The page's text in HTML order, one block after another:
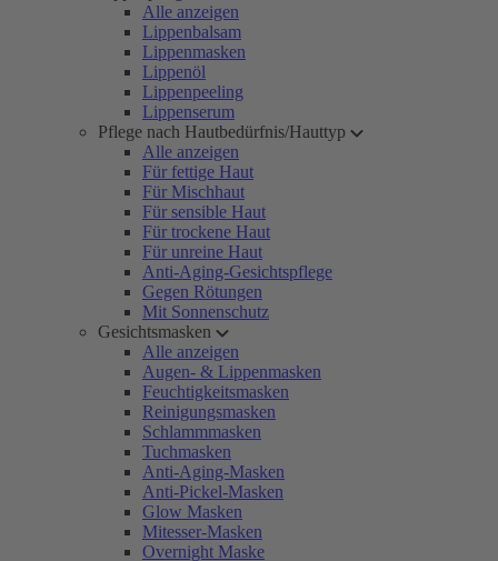
Alle anzeigen
Lippenbalsam
Lippenmasken
Lippenöl
Lippenpeeling
Lippenserum
Pflege nach Hautbedürfnis/Hauttyp
Alle anzeigen
Für fettige Haut
Für Mischhaut
Für sensible Haut
Für trockene Haut
Für unreine Haut
Anti-Aging-Gesichtspflege
Gegen Rötungen
Mit Sonnenschutz
Gesichtsmasken
Alle anzeigen
Augen- & Lippenmasken
Feuchtigkeitsmasken
Reinigungsmasken
Schlammmasken
Tuchmasken
Anti-Aging-Masken
Anti-Pickel-Masken
Glow Masken
Mitesser-Masken
Overnight Maske